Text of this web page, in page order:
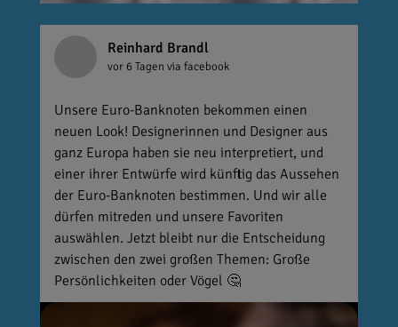
Reinhard Brandl
vor 6 Tagen via facebook
Unsere Euro-Banknoten bekommen einen
neuen Look! Designerinnen und Designer aus
ganz Europa haben sie neu interpretiert, und
einer ihrer Entwürfe wird künftig das Aussehen
der Euro-Banknoten bestimmen. Und wir alle
dürfen mitreden und unsere Favoriten
auswählen. Jetzt bleibt nur die Entscheidung
zwischen den zwei großen Themen: Große
Persönlichkeiten oder Vögel 🤔